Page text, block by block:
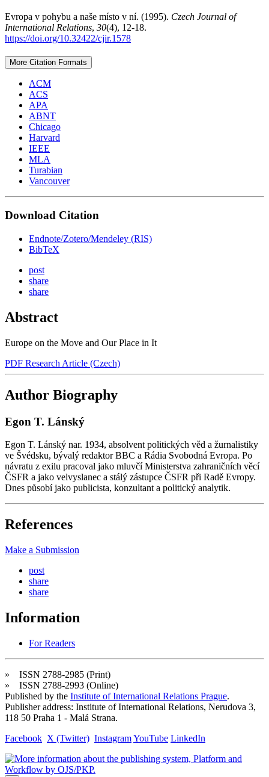
Evropa v pohybu a naše místo v ní. (1995). Czech Journal of
International Relations, 30(4), 12-18.
https://doi.org/10.32422/cjir.1578
More Citation Formats
ACM
ACS
APA
ABNT
Chicago
Harvard
IEEE
MLA
Turabian
Vancouver
Download Citation
Endnote/Zotero/Mendeley (RIS)
BibTeX
post
share
share
Abstract
Europe on the Move and Our Place in It
PDF Research Article (Czech)
Author Biography
Egon T. Lánský
Egon T. Lánský nar. 1934, absolvent politických věd a žurnalistiky
ve Švédsku, bývalý redaktor BBC a Rádia Svobodná Evropa. Po
návratu z exilu pracoval jako mluvčí Ministerstva zahraničních věcí
ČSFR a jako velvyslanec a stálý zástupce ČSFR při Radě Evropy.
Dnes působí jako publicista, konzultant a politický analytik.
References
Make a Submission
post
share
share
Information
For Readers
» ISSN 2788-2985 (Print)
» ISSN 2788-2993 (Online)
Published by the Institute of International Relations Prague.
Publisher address: Institute of International Relations, Nerudova 3,
118 50 Praha 1 - Malá Strana.
Facebook X (Twitter) InstagramYouTube LinkedIn